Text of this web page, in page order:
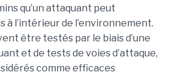
qu’un attaquant peut
à l’intérieur de l’environnement.
être testés par le biais d’une
et de tests de voies d’attaque,
comme efficaces